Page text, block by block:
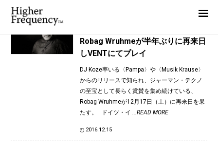
TAG: Robag Wruhme
Robag Wruhmeが半年ぶりに再来日
しVENTにてプレイ
DJ Koze率いる〈Pampa〉や〈Musik Krause〉
からのリリースで知られ、ジャーマン・テクノ
の至宝として長らく賞賛を集め続けている、
Robag Wruhmeが12月17日（土）に再来日を果
たす。 ドイツ・イ ...READ MORE
2016.12.15
News
Interview
Highlight
Report